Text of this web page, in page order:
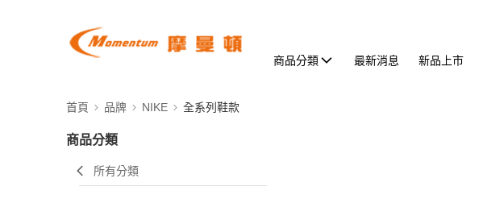
商品分類 最新消息 新品上市
首頁 品牌 NIKE 全系列鞋款
商品分類
所有分類